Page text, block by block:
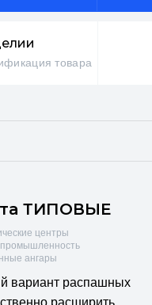
товара
ТИПОВЫЕ
центры
промышленность
ангары
вариант распашных
расширить